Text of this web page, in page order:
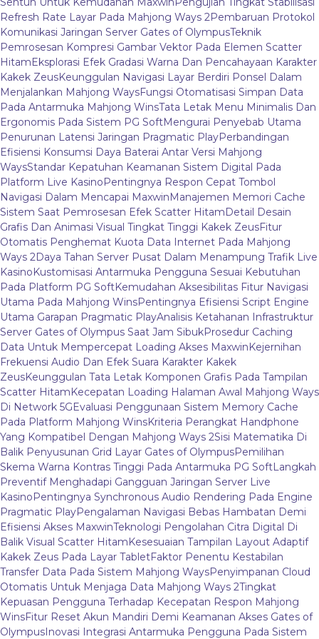
Refresh Rate Layar Pada Mahjong Ways 2Pembaruan Protokol
Komunikasi Jaringan Server Gates of OlympusTeknik
Pemrosesan Kompresi Gambar Vektor Pada Elemen Scatter
HitamEksplorasi Efek Gradasi Warna Dan Pencahayaan Karakter
Kakek ZeusKeunggulan Navigasi Layar Berdiri Ponsel Dalam
Menjalankan Mahjong WaysFungsi Otomatisasi Simpan Data
Pada Antarmuka Mahjong WinsTata Letak Menu Minimalis Dan
Ergonomis Pada Sistem PG SoftMengurai Penyebab Utama
Penurunan Latensi Jaringan Pragmatic PlayPerbandingan
Efisiensi Konsumsi Daya Baterai Antar Versi Mahjong
WaysStandar Kepatuhan Keamanan Sistem Digital Pada
Platform Live KasinoPentingnya Respon Cepat Tombol
Navigasi Dalam Mencapai MaxwinManajemen Memori Cache
Sistem Saat Pemrosesan Efek Scatter HitamDetail Desain
Grafis Dan Animasi Visual Tingkat Tinggi Kakek ZeusFitur
Otomatis Penghemat Kuota Data Internet Pada Mahjong
Ways 2Daya Tahan Server Pusat Dalam Menampung Trafik Live
KasinoKustomisasi Antarmuka Pengguna Sesuai Kebutuhan
Pada Platform PG SoftKemudahan Aksesibilitas Fitur Navigasi
Utama Pada Mahjong WinsPentingnya Efisiensi Script Engine
Utama Garapan Pragmatic PlayAnalisis Ketahanan Infrastruktur
Server Gates of Olympus Saat Jam SibukProsedur Caching
Data Untuk Mempercepat Loading Akses MaxwinKejernihan
Frekuensi Audio Dan Efek Suara Karakter Kakek
ZeusKeunggulan Tata Letak Komponen Grafis Pada Tampilan
Scatter HitamKecepatan Loading Halaman Awal Mahjong Ways
Di Network 5GEvaluasi Penggunaan Sistem Memory Cache
Pada Platform Mahjong WinsKriteria Perangkat Handphone
Yang Kompatibel Dengan Mahjong Ways 2Sisi Matematika Di
Balik Penyusunan Grid Layar Gates of OlympusPemilihan
Skema Warna Kontras Tinggi Pada Antarmuka PG SoftLangkah
Preventif Menghadapi Gangguan Jaringan Server Live
KasinoPentingnya Synchronous Audio Rendering Pada Engine
Pragmatic PlayPengalaman Navigasi Bebas Hambatan Demi
Efisiensi Akses MaxwinTeknologi Pengolahan Citra Digital Di
Balik Visual Scatter HitamKesesuaian Tampilan Layout Adaptif
Kakek Zeus Pada Layar TabletFaktor Penentu Kestabilan
Transfer Data Pada Sistem Mahjong WaysPenyimpanan Cloud
Otomatis Untuk Menjaga Data Mahjong Ways 2Tingkat
Kepuasan Pengguna Terhadap Kecepatan Respon Mahjong
WinsFitur Reset Akun Mandiri Demi Keamanan Akses Gates of
OlympusInovasi Integrasi Antarmuka Pengguna Pada Sistem